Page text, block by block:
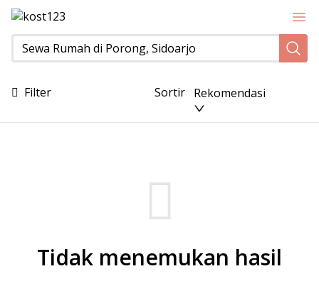
Sewa Rumah di Porong, Sidoarjo
Filter Sortir Rekomendasi
Tidak menemukan hasil